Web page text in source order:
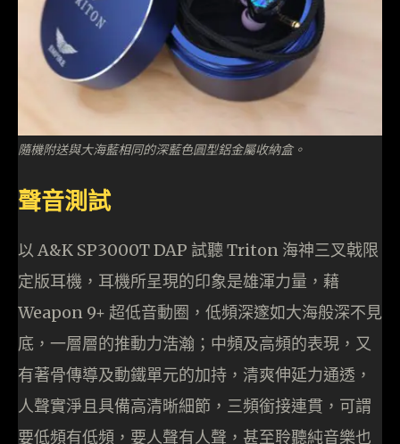
隨機附送與大海藍相同的深藍色圓型鋁金屬收納盒。
聲音測試
以 A&K SP3000T DAP 試聽 Triton 海神三叉戟限
定版耳機，耳機所呈現的印象是雄渾力量，藉
Weapon 9+ 超低音動圈，低頻深邃如大海般深不見
底，一層層的推動力浩瀚；中頻及高頻的表現，又
有著骨傳導及動鐵單元的加持，清爽伸延力通透，
人聲實淨且具備高清晰細節，三頻銜接連貫，可謂
要低頻有低頻，要人聲有人聲，甚至聆聽純音樂也